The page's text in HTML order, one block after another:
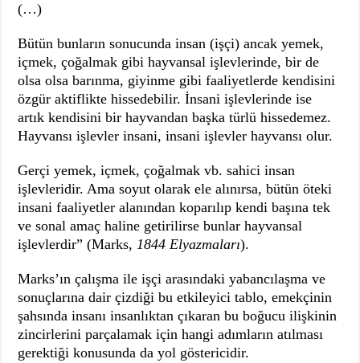
(…)
Bütün bunların sonucunda insan (işçi) ancak yemek,
içmek, çoğalmak gibi hayvansal işlevlerinde, bir de
olsa olsa barınma, giyinme gibi faaliyetlerde kendisini
özgür aktiflikte hissedebilir. İnsani işlevlerinde ise
artık kendisini bir hayvandan başka türlü hissedemez.
Hayvansı işlevler insani, insani işlevler hayvansı olur.
Gerçi yemek, içmek, çoğalmak vb. sahici insan
işlevleridir. Ama soyut olarak ele alınırsa, bütün öteki
insani faaliyetler alanından koparılıp kendi başına tek
ve sonal amaç haline getirilirse bunlar hayvansal
işlevlerdir” (Marks,1844 Elyazmaları).
Marks’ın çalışma ile işçi arasındaki yabancılaşma ve
sonuçlarına dair çizdiği bu etkileyici tablo, emekçinin
şahsında insanı insanlıktan çıkaran bu boğucu ilişkinin
zincirlerini parçalamak için hangi adımların atılması
gerektiği konusunda da yol göstericidir.